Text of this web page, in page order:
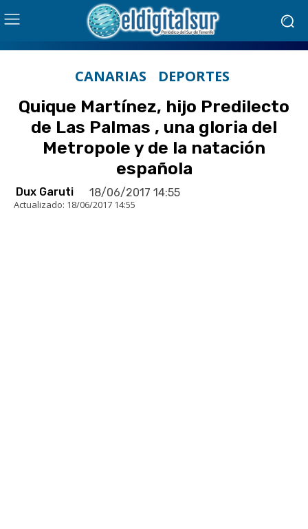
CANARIAS DEPORTES
Quique Martínez, hijo Predilecto
de Las Palmas , una gloria del
Metropole y de la natación
española
Dux Garuti 18/06/2017 14:55
Actualizado: 18/06/2017 14:55